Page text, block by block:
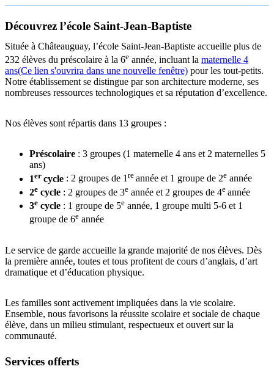
Découvrez l’école Saint-Jean-Baptiste
Située à Châteauguay, l’école Saint-Jean-Baptiste accueille plus de
232 élèves du préscolaire à la 6e année, incluant la maternelle 4
ans(Ce lien s'ouvrira dans une nouvelle fenêtre) pour les tout-petits.
Notre établissement se distingue par son architecture moderne, ses
nombreuses ressources technologiques et sa réputation d’excellence.
Nos élèves sont répartis dans 13 groupes :
Préscolaire : 3 groupes (1 maternelle 4 ans et 2 maternelles 5
ans)
1er cycle : 2 groupes de 1re année et 1 groupe de 2e année
2e cycle : 2 groupes de 3e année et 2 groupes de 4e année
3e cycle : 1 groupe de 5e année, 1 groupe multi 5-6 et 1
groupe de 6e année
Le service de garde accueille la grande majorité de nos élèves. Dès
la première année, toutes et tous profitent de cours d’anglais, d’art
dramatique et d’éducation physique.
Les familles sont activement impliquées dans la vie scolaire.
Ensemble, nous favorisons la réussite scolaire et sociale de chaque
élève, dans un milieu stimulant, respectueux et ouvert sur la
communauté.
Services offerts